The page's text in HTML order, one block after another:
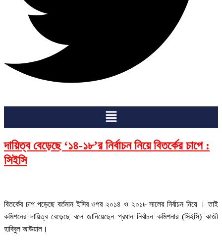
Menu
দায়িত্ব বেড়েছে ‘১৪-১৮’র নির্বাচন নিয়ে বিতর্কের চাপে :
সিইসি
বিতর্কের চাপ পড়েছে বর্তমান ইসির ওপর ২০১৪ ও ২০১৮ সালের নির্বাচন নিয়ে । তাই
কমিশনের দায়িত্ব বেড়েছে বলে জানিয়েছেন প্রধান নির্বাচন কমিশনার (সিইসি) কাজী
হাবিবুল আউয়াল।